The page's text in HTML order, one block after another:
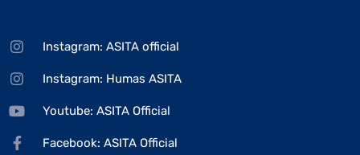
Instagram: ASITA official
Instagram: Humas ASITA
Youtube: ASITA Official
Facebook: ASITA Official